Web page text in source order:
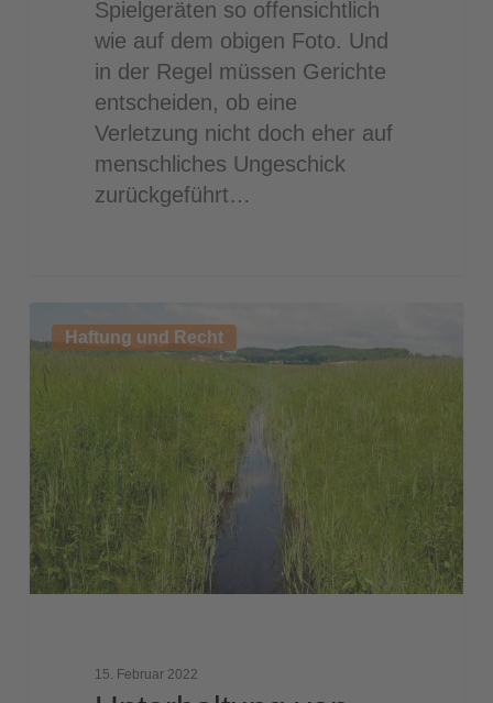
Spielgeräten so offensichtlich
wie auf dem obigen Foto. Und
in der Regel müssen Gerichte
entscheiden, ob eine
Verletzung nicht doch eher auf
menschliches Ungeschick
zurückgeführt…
von
Gräben
Haftung und Recht
15. Februar 2022